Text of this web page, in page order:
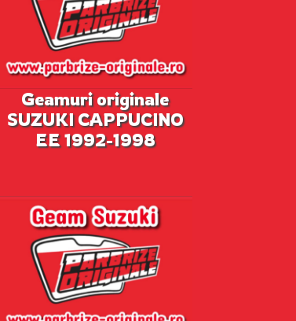
Geamuri originale
SUZUKI CAPPUCINO
EE 1992-1998